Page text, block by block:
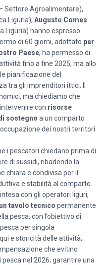
Settore Agroalimentare),
Liguria), Augusto Comes
Liguria) hanno espresso
di 60 giorni, adottato per
Paese, ha permesso di
fino a fine 2025, ma allo
pianificazione del
tra gli imprenditori ittici. Il
ma chiediamo che
con risorse
sostegno a un comparto
dei nostri territori
i pescatori chiedano prima di
di sussidi, ribadendo la
chiara e condivisa per il
e stabilità al comparto.
con gli operatori liguri,
tavolo tecnico permanente
pesca, con l’obiettivo di:
per singola
e storicità delle attività;
che evitino
nel 2026; garantire una